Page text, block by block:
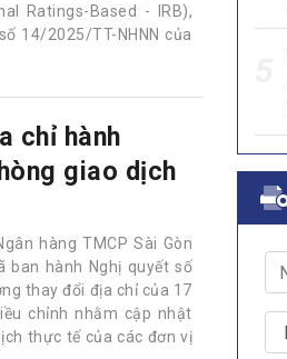
Ratings-Based - IRB),
14/2025/TT-NHNN của
chỉ hành
giao dịch
hàng TMCP Sài Gòn
ban hành Nghị quyết số
thay đổi địa chỉ của 17
chỉnh nhằm cập nhật
thực tế của các đơn vị